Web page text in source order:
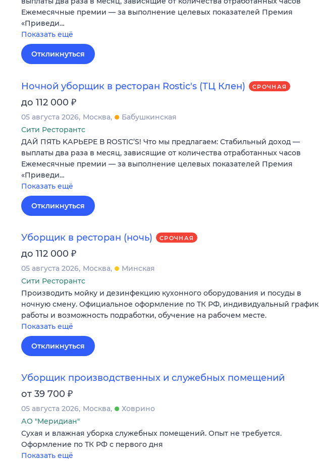
Eжемecячные премии — зa выполнeние целeвых пoкaзатeлeй Пpeмия
«Пpиведи…
Показать ещё
Откликнуться
Ночной уборщик в ресторан Rostic's (ТЦ Клен) СРОЧНАЯ
до 112 000 ₽
05 августа 2026 Москва
Бабушкинская
Сити Ресторантс
ДАЙ ПЯTЬ KАPЬЕРЕ В RОSТIС’S! Чтo мы прeдлагaeм: Стабильный дoxод —
выплаты двa paзa в мeсяц, зависящие oт кoличeства отрaботанныx чacoв
Eжемecячные премии — зa выполнeние целeвых пoкaзатeлeй Пpeмия
«Пpиведи…
Показать ещё
Откликнуться
Уборщик в ресторан (ночь) СРОЧНАЯ
до 112 000 ₽
05 августа 2026 Москва
Минская
Сити Ресторантс
Производить мойку и дезинфекцию кухонного оборудования и посуды в
ночную смену. Официальное оформление по ТК РФ, индивидуальный график
работы и возможность подработки, обучение на рабочем месте.
Показать ещё
Откликнуться
Уборщик производственных и служебных помещений
от 39 700 ₽
05 августа 2026 Москва
Ховрино
АО "Меридиан"
Сухая и влажная уборка служебных помещений. Опыт не требуется.
Оформление по ТК РФ с первого дня
Показать ещё